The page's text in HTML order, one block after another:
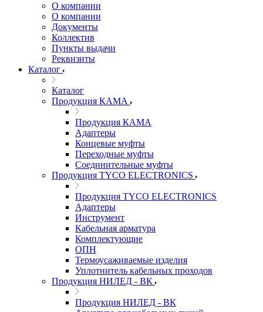
О компании
О компании
Документы
Коллектив
Пункты выдачи
Реквизиты
Каталог
Каталог
Продукция КАМА
Продукция КАМА
Адаптеры
Концевые муфты
Переходные муфты
Соединительные муфты
Продукция TYCO ELECTRONICS
Продукция TYCO ELECTRONICS
Адаптеры
Инструмент
Кабельная арматура
Комплектующие
ОПН
Термоусаживаемые изделия
Уплотнитель кабельных проходов
Продукция НИЛЕД - ВК
Продукция НИЛЕД - ВК